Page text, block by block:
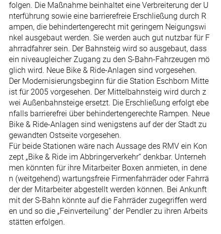
folgen. Die Maßnahme beinhaltet eine Verbreiterung der U
nterführung sowie eine barrierefreie Erschließung durch R
ampen, die behindertengerecht mit geringem Neigungswi
nkel ausgebaut werden. Sie werden auch gut nutzbar für F
ahrradfahrer sein. Der Bahnsteig wird so ausgebaut, dass
ein niveaugleicher Zugang zu den S-Bahn-Fahrzeugen mö
glich wird. Neue Bike & Ride-Anlagen sind vorgesehen.
Der Modernisierungsbeginn für die Station Eschborn Mitte
ist für 2005 vorgesehen. Der Mittelbahnsteig wird durch z
wei Außenbahnsteige ersetzt. Die Erschließung erfolgt ebe
nfalls barrierefrei über behindertengerechte Rampen. Neue
Bike & Ride-Anlagen sind wenigstens auf der der Stadt zu
gewandten Ostseite vorgesehen.
Für beide Stationen wäre nach Aussage des RMV ein Kon
zept „Bike & Ride im Abbringerverkehr“ denkbar. Unterneh
men könnten für ihre Mitarbeiter Boxen anmieten, in dene
n (weitgehend) wartungsfreie Firmenfahrräder oder Fahrrä
der der Mitarbeiter abgestellt werden können. Bei Ankunft
mit der S-Bahn könnte auf die Fahrräder zugegriffen werd
en und so die „Feinverteilung“ der Pendler zu ihren Arbeits
stätten erfolgen.